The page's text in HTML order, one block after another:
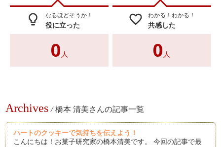
lightbulb_outline なるほどそうか！
役に立った
0 人
favorite_border わかる！わかる！
共感した
0 人
Archives / 橋本 清美さんの記事一覧
ハートのクッキーで気持ちを伝えよう！
こんにちは！お菓子研究家の橋本清美です。 今回の記事で最